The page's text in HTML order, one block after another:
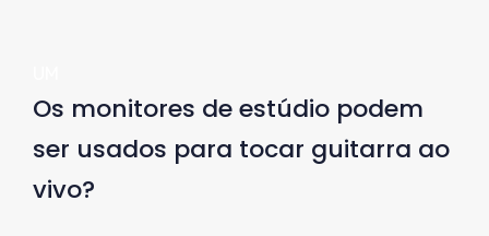
Os monitores de estúdio podem
ser usados ​​para tocar guitarra ao
vivo?